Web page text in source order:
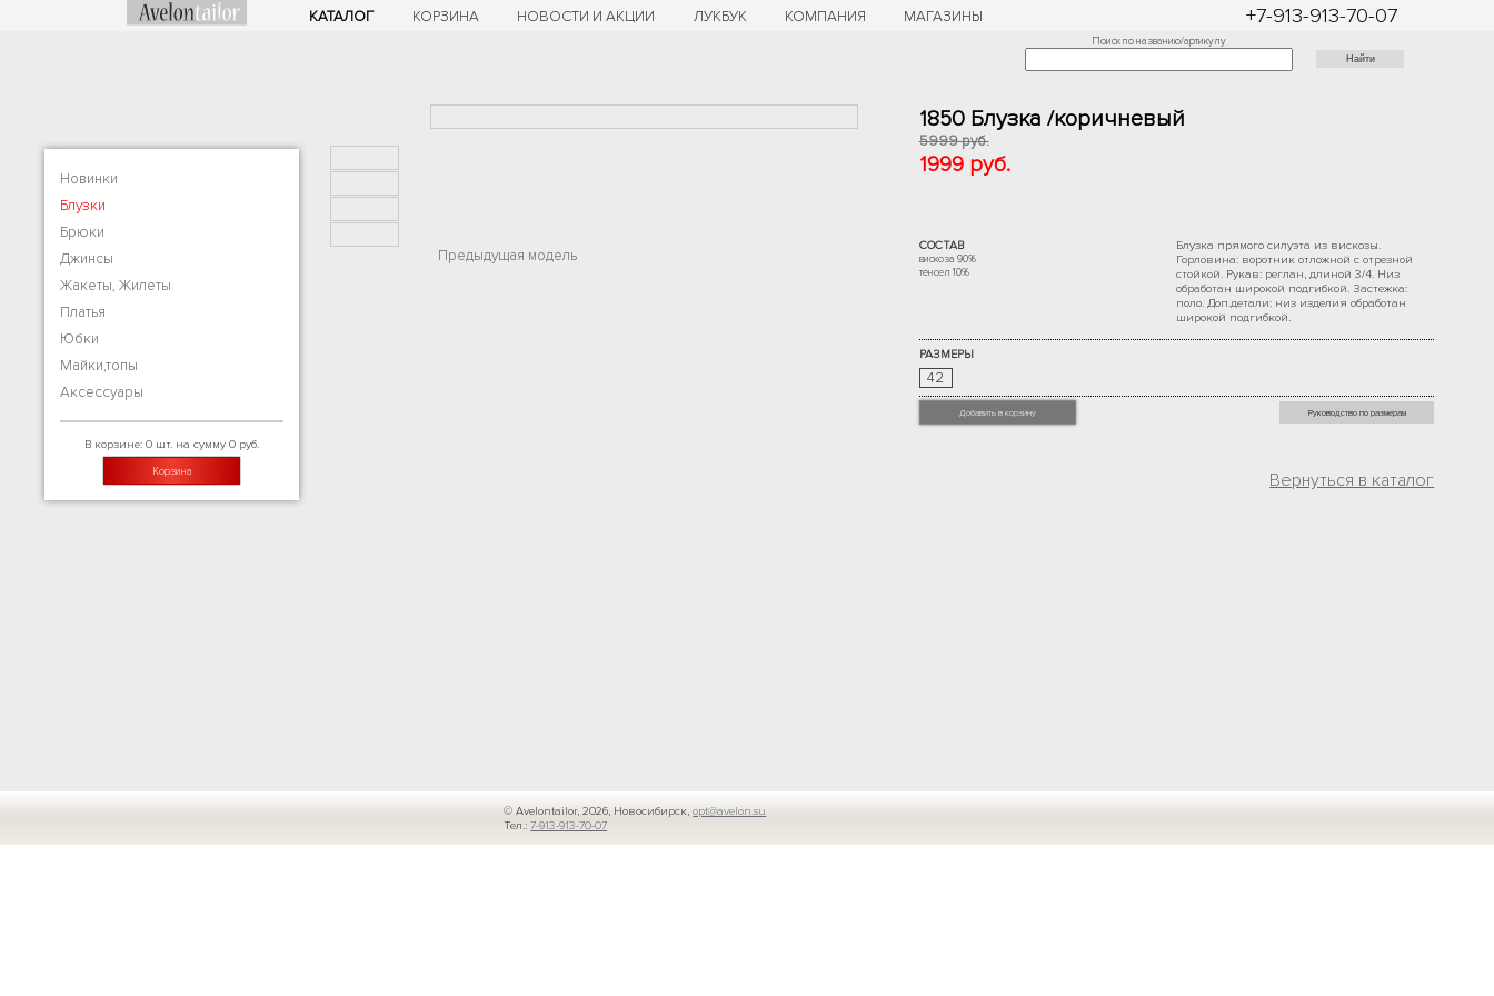
КАТАЛОГ КОРЗИНА НОВОСТИ И АКЦИИ ЛУКБУК КОМПАНИЯ МАГАЗИНЫ +7-913-913-70-07
Поиск по названию/артикулу
Новинки
Блузки
Брюки
Джинсы
Жакеты, Жилеты
Платья
Юбки
Майки,топы
Аксессуары
В корзине: 0 шт. на сумму 0 руб.
Корзина
Предыдущая модель
1850 Блузка /коричневый
5999 руб.
1999 руб.
СОСТАВ
вискоза 90%
тенсел 10%
Блузка прямого силуэта из вискозы.
Горловина: воротник отложной с отрезной
стойкой. Рукав: реглан, длиной 3/4. Низ
обработан широкой подгибкой. Застежка:
поло. Доп.детали: низ изделия обработан
широкой подгибкой.
РАЗМЕРЫ
42
Добавить в корзину Руководство по размерам
Вернуться в каталог
© Avelontailor, 2026, Новосибирск,opt@avelon.su
Тел.:7-913-913-70-07